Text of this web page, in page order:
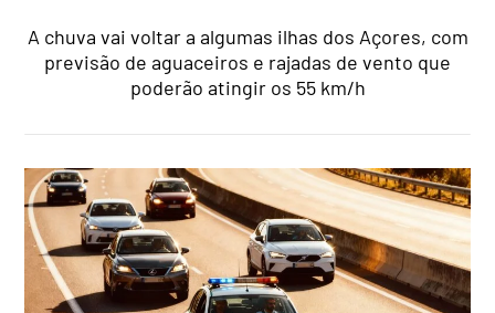
A chuva vai voltar a algumas ilhas dos Açores, com
previsão de aguaceiros e rajadas de vento que
poderão atingir os 55 km/h